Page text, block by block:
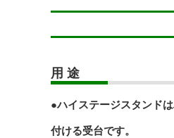
用 途
●ハイステージスタンド
付ける受台です。